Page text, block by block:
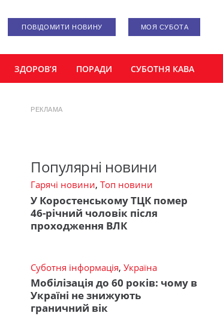
ПОВІДОМИТИ НОВИНУ МОЯ СУБОТА
ЗДОРОВ’Я ПОРАДИ СУБОТНЯ КАВА
РЕКЛАМА
Популярні новини
Гарячі новини, Топ новини
У Коростенському ТЦК помер
46-річний чоловік після
проходження ВЛК
Суботня інформація, Україна
Мобілізація до 60 років: чому в
Україні не знижують
граничний вік